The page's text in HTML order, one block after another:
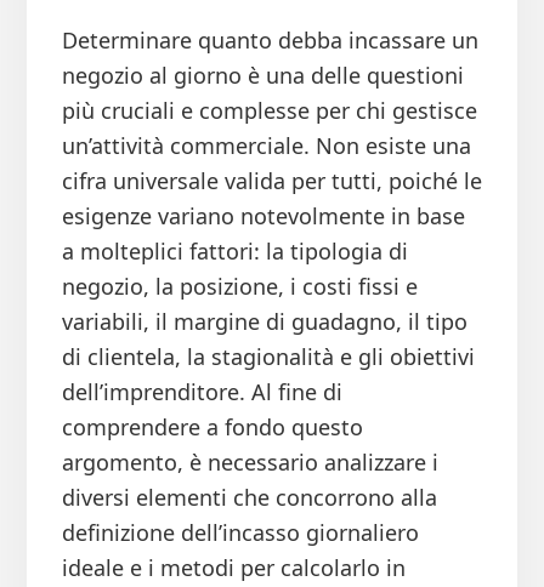
Determinare quanto debba incassare un
negozio al giorno è una delle questioni
più cruciali e complesse per chi gestisce
un’attività commerciale. Non esiste una
cifra universale valida per tutti, poiché le
esigenze variano notevolmente in base
a molteplici fattori: la tipologia di
negozio, la posizione, i costi fissi e
variabili, il margine di guadagno, il tipo
di clientela, la stagionalità e gli obiettivi
dell’imprenditore. Al fine di
comprendere a fondo questo
argomento, è necessario analizzare i
diversi elementi che concorrono alla
definizione dell’incasso giornaliero
ideale e i metodi per calcolarlo in